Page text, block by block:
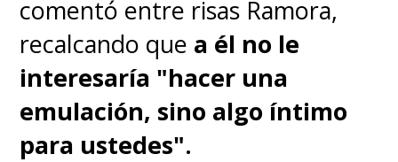
comentó entre risas Ramora,
recalcando que a él no le
interesaría "hacer una
emulación, sino algo íntimo
para ustedes".